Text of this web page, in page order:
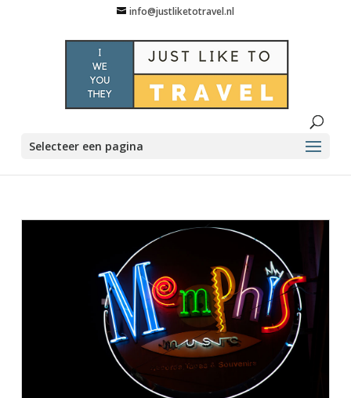
info@justliketotravel.nl
Selecteer een pagina